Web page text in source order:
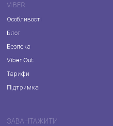
VIBER
Особливості
Блог
Безпека
Viber Out
Тарифи
Підтримка
ЗАВАНТАЖИТИ